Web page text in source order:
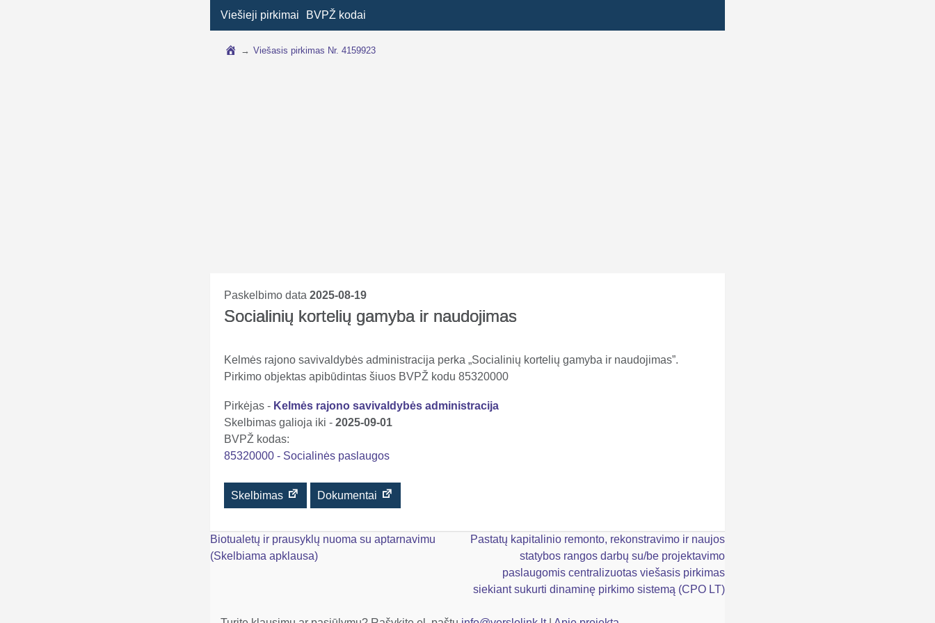
Viešieji pirkimai BVPŽ kodai
→ Viešasis pirkimas Nr. 4159923
Paskelbimo data2025-08-19
Socialinių kortelių gamyba ir naudojimas
Kelmės rajono savivaldybės administracija perka „Socialinių kortelių gamyba ir naudojimas”.
Pirkimo objektas apibūdintas šiuos BVPŽ kodu 85320000
Pirkėjas - Kelmės rajono savivaldybės administracija
Skelbimas galioja iki -2025-09-01
BVPŽ kodas:
85320000 - Socialinės paslaugos
Skelbimas Dokumentai
Navigacija
tarp
Biotualetų ir prausyklų nuoma su aptarnavimu
(Skelbiama apklausa)
Pastatų kapitalinio remonto, rekonstravimo ir naujos
statybos rangos darbų su/be projektavimo
paslaugomis centralizuotas viešasis pirkimas
siekiant sukurti dinaminę pirkimo sistemą (CPO LT)